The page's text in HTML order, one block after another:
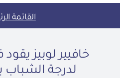
القائمة
خافيير لوبيز
لدرجة الشباب